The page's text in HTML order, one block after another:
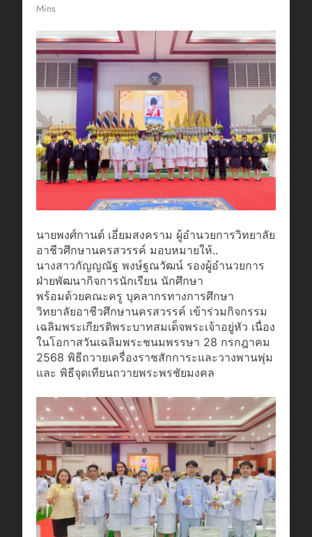
Mins
นายพงศ์กานต์ เอี่ยมสงคราม ผู้อำนวยการวิทยาลัย
อาชีวศึกษานครสวรรค์ มอบหมายให้..
นางสาวกัญญณัฐ พงษ์ฐณวัฒน์ รองผู้อำนวยการ
ฝ่ายพัฒนากิจการนักเรียน นักศึกษา
พร้อมด้วยคณะครู บุคลากรทางการศึกษา
วิทยาลัยอาชีวศึกษานครสวรรค์ เข้าร่วมกิจกรรม
เฉลิมพระเกียรติพระบาทสมเด็จพระเจ้าอยู่หัว เนื่อง
ในโอกาสวันเฉลิมพระชนมพรรษา 28 กรกฎาคม
2568 พิธีถวายเครื่องราชสักการะและวางพานพุ่ม
และ พิธีจุดเทียนถวายพระพรชัยมงคล